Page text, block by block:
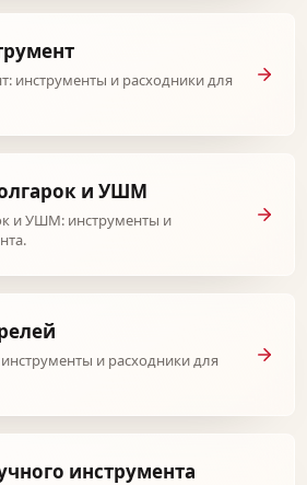
инструменты и расходники для
и УШМ
и УШМ: инструменты и
и расходники для
инструмента